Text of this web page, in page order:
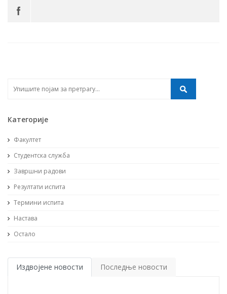
Категорије
Факултет
Студентска служба
Завршни радови
Резултати испита
Термини испита
Настава
Остало
Издвојене новости Последње новости